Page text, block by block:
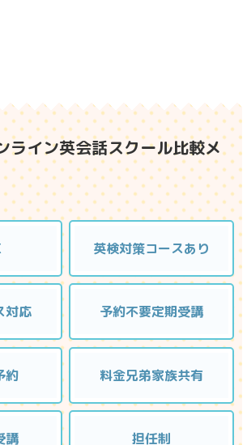
ライン英会話スクール比較メ
英検対策コースあり
対応 予約不要定期受講
約 料金兄弟家族共有
講 担任制